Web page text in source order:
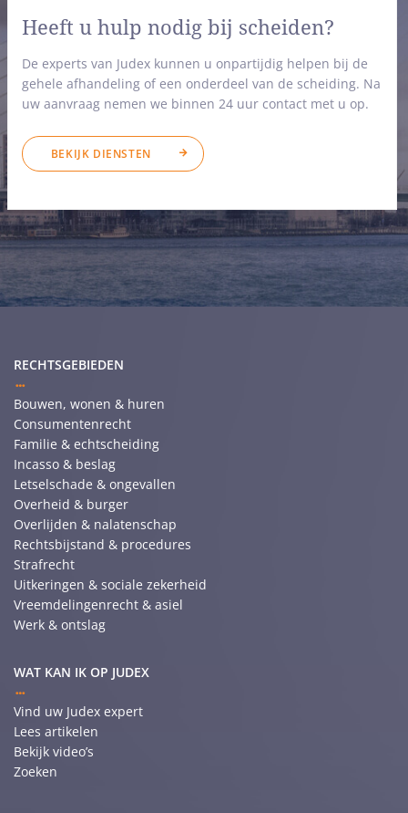
Heeft u hulp nodig bij scheiden?
De experts van Judex kunnen u onpartijdig helpen bij de
gehele afhandeling of een onderdeel van de scheiding. Na
uw aanvraag nemen we binnen 24 uur contact met u op.
BEKIJK DIENSTEN
RECHTSGEBIEDEN
Bouwen, wonen & huren
Consumentenrecht
Familie & echtscheiding
Incasso & beslag
Letselschade & ongevallen
Overheid & burger
Overlijden & nalatenschap
Rechtsbijstand & procedures
Strafrecht
Uitkeringen & sociale zekerheid
Vreemdelingenrecht & asiel
Werk & ontslag
WAT KAN IK OP JUDEX
Vind uw Judex expert
Lees artikelen
Bekijk video’s
Zoeken